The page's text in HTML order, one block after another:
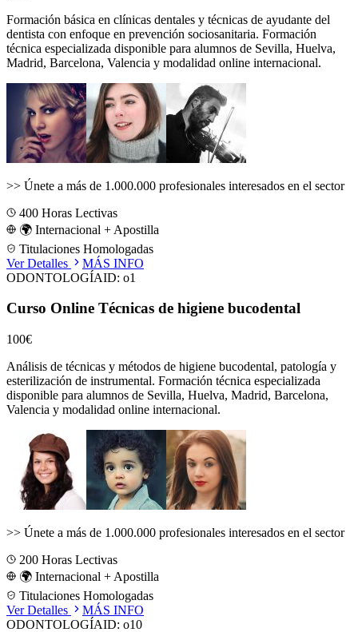
Formación básica en clínicas dentales y técnicas de ayudante del
dentista con enfoque en prevención sociosanitaria. Formación
técnica especializada disponible para alumnos de Sevilla, Huelva,
Madrid, Barcelona, Valencia y modalidad online internacional.
>> Únete a más de 1.000.000 profesionales interesados en el sector
400 Horas Lectivas
🌍 Internacional + Apostilla
Titulaciones Homologadas
Ver Detalles
MÁS INFO
ODONTOLOGÍAID: o1
Curso Online Técnicas de higiene bucodental
100€
Análisis de técnicas y métodos de higiene bucodental, patología y
esterilización de instrumental. Formación técnica especializada
disponible para alumnos de Sevilla, Huelva, Madrid, Barcelona,
Valencia y modalidad online internacional.
>> Únete a más de 1.000.000 profesionales interesados en el sector
200 Horas Lectivas
🌍 Internacional + Apostilla
Titulaciones Homologadas
Ver Detalles
MÁS INFO
ODONTOLOGÍAID: o10